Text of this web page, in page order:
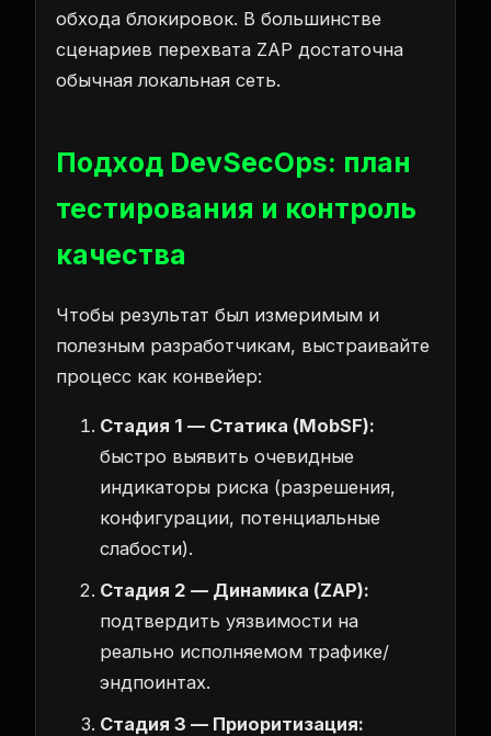
обхода блокировок. В большинстве
сценариев перехвата ZAP достаточна
обычная локальная сеть.
Подход DevSecOps: план
тестирования и контроль
качества
Чтобы результат был измеримым и
полезным разработчикам, выстраивайте
процесс как конвейер:
Стадия 1 — Статика (MobSF):
быстро выявить очевидные
индикаторы риска (разрешения,
конфигурации, потенциальные
слабости).
Стадия 2 — Динамика (ZAP):
подтвердить уязвимости на
реально исполняемом трафике/
эндпоинтах.
Стадия 3 — Приоритизация: